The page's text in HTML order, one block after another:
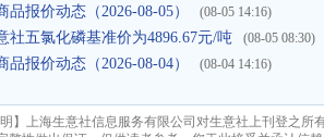
品报价动态（2026-08-05） (08-05 14:16)
社五氯化磷基准价为4896.67元/吨 (08-05 08:30)
品报价动态（2026-08-04） (08-04 14:16)
明】上海生意社信息服务有限公司对生意社上刊登之所